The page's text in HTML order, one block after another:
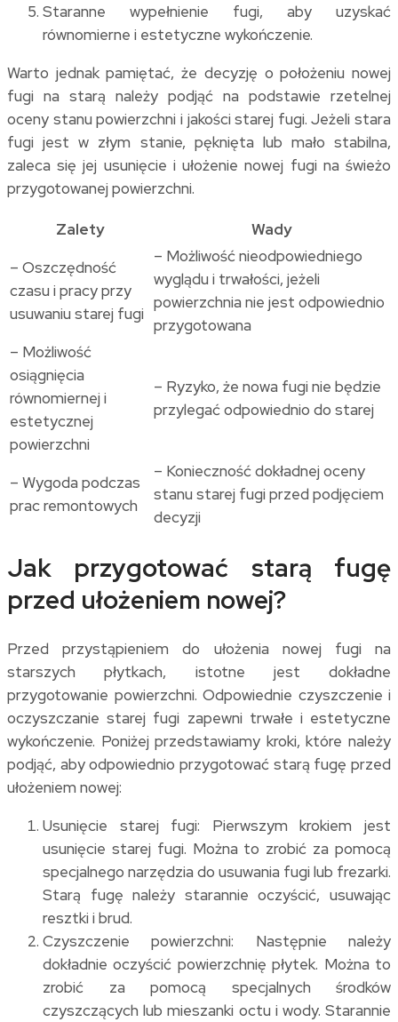
Staranne wypełnienie fugi, aby uzyskać
równomierne i estetyczne wykończenie.
Warto jednak pamiętać, że decyzję o położeniu nowej
fugi na starą należy podjąć na podstawie rzetelnej
oceny stanu powierzchni i jakości starej fugi. Jeżeli stara
fugi jest w złym stanie, pęknięta lub mało stabilna,
zaleca się jej usunięcie i ułożenie nowej fugi na świeżo
przygotowanej powierzchni.
Zalety
Wady
– Oszczędność
czasu i pracy przy
usuwaniu starej fugi
– Możliwość nieodpowiedniego
wyglądu i trwałości, jeżeli
powierzchnia nie jest odpowiednio
przygotowana
– Możliwość
osiągnięcia
równomiernej i
estetycznej
powierzchni
– Ryzyko, że nowa fugi nie będzie
przylegać odpowiednio do starej
– Wygoda podczas
prac remontowych
– Konieczność dokładnej oceny
stanu starej fugi przed podjęciem
decyzji
Jak przygotować starą fugę
przed ułożeniem nowej?
Przed przystąpieniem do ułożenia nowej fugi na
starszych płytkach, istotne jest dokładne
przygotowanie powierzchni. Odpowiednie czyszczenie i
oczyszczanie starej fugi zapewni trwałe i estetyczne
wykończenie. Poniżej przedstawiamy kroki, które należy
podjąć, aby odpowiednio przygotować starą fugę przed
ułożeniem nowej:
Usunięcie starej fugi: Pierwszym krokiem jest
usunięcie starej fugi. Można to zrobić za pomocą
specjalnego narzędzia do usuwania fugi lub frezarki.
Starą fugę należy starannie oczyścić, usuwając
resztki i brud.
Czyszczenie powierzchni: Następnie należy
dokładnie oczyścić powierzchnię płytek. Można to
zrobić za pomocą specjalnych środków
czyszczących lub mieszanki octu i wody. Starannie